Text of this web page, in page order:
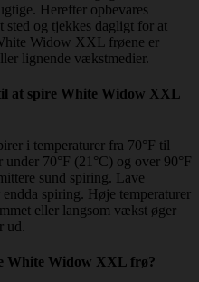
Herefter opbevares
og tjekkes dagligt for at
Widow XXL frøene er
lignende vækstmedier.
at spire White Widow XXL
i temperaturer fra 70°F til
70°F (21°C) og over 90°F
sund spiring. Lave
spiring. Høje temperaturer
eller langsom vækst øger
ud.
White Widow XXL frø?